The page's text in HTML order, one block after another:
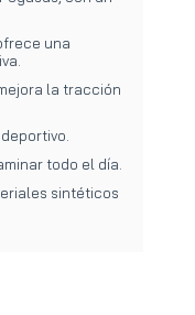
una
la tracción
todo el día.
sintéticos